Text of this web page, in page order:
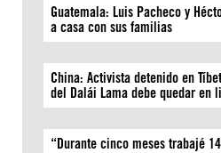
Guatemala: Luis Pacheco y
a casa con sus familias
China: Activista detenido en
del Dalái Lama debe quedar en
“Durante cinco meses trabajé